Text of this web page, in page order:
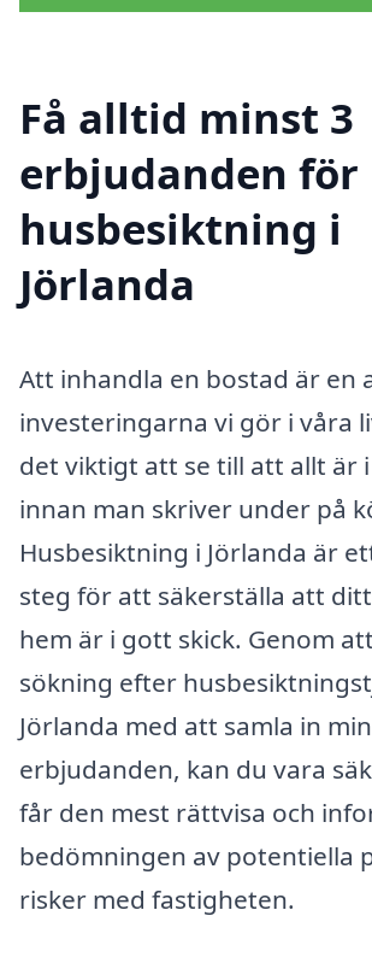
Få alltid minst 3
erbjudanden för
husbesiktning i
Jörlanda
Att inhandla en bostad är en
investeringarna vi gör i våra
det viktigt att se till att allt är
innan man skriver under på
Husbesiktning i Jörlanda är
steg för att säkerställa att
hem är i gott skick. Genom
sökning efter
Jörlanda med att samla in
erbjudanden, kan du vara
får den mest rättvisa och
bedömningen av potentiella
risker med fastigheten.